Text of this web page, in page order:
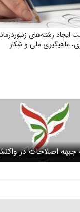
ایجاد رشته‌های
ماهیگیری ملی و شکار
جبهه اصلاحات در
جمعی از اعضای